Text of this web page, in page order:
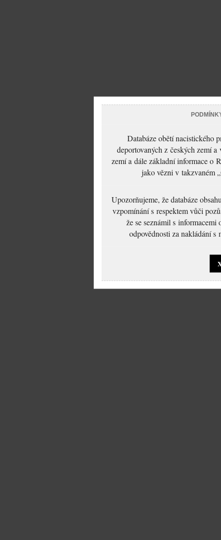
Databáze obětí nacistického
deportovaných z českých zemí
zemí a dále základní informace o
jako vězni v takzvaném
Upozorňujeme, že databáze
vzpomínání s respektem vůči
že se seznámil s
odpovědnosti za nakládání